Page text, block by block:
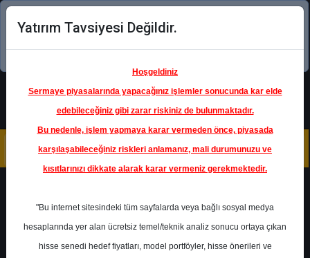
Şimdi uygulamayı indirin!
Ana Sayfa
Raporlar
Yatırım Tavsiyesi Değildir.
Hoşgeldiniz
Sermaye piyasalarında yapacağınız işlemler sonucunda kar elde
edebileceğiniz gibi zarar riskiniz de bulunmaktadır.
Bu nedenle, işlem yapmaya karar vermeden önce, piyasada
karşılaşabileceğiniz riskleri anlamanız, mali durumunuzu ve
kısıtlarınızı dikkate alarak karar vermeniz gerekmektedir.
"Bu internet sitesindeki tüm sayfalarda veya bağlı sosyal medya
hesaplarında yer alan ücretsiz temel/teknik analiz sonucu ortaya çıkan
hisse senedi hedef fiyatları, model portföyler, hisse önerileri ve